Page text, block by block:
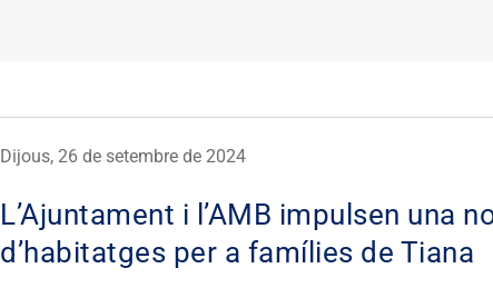
Dijous, 26 de setembre de 2024
L’Ajuntament i l’AMB impulsen una
d’habitatges per a famílies de Tiana